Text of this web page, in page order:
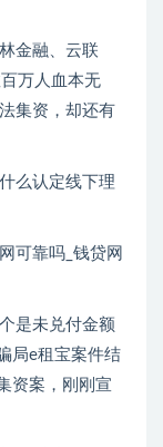
金融、云联
万人血本无
集资，却还有
么认定线下理
是未兑付金额
局e租宝案件结
资案，刚刚宣